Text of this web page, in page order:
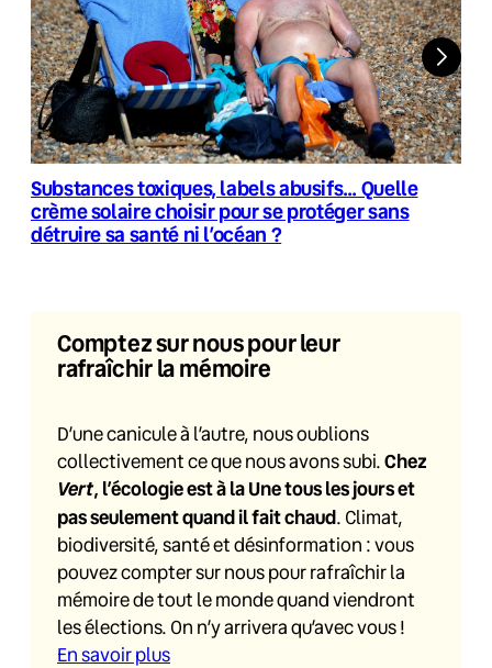
Substances toxiques, labels abusifs… Quelle
crème solaire choisir pour se protéger sans
détruire sa santé ni l’océan ?
Comptez sur nous pour leur
rafraîchir la mémoire
D’une canicule à l’autre, nous oublions
collectivement ce que nous avons subi.Chez
Vert, l’écologie est à la Une tous les jours et
pas seulement quand il fait chaud. Climat,
biodiversité, santé et désinformation : vous
pouvez compter sur nous pour rafraîchir la
mémoire de tout le monde quand viendront
les élections. On n’y arrivera qu’avec vous !
En savoir plus